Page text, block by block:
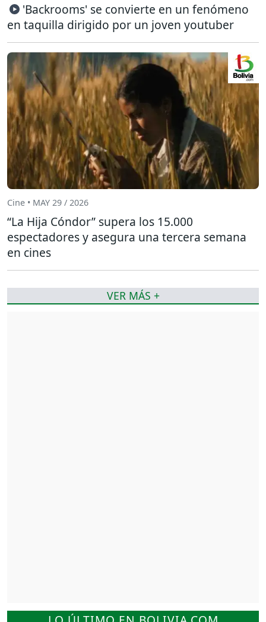
'Backrooms' se convierte en un fenómeno
en taquilla dirigido por un joven youtuber
Cine • MAY 29 / 2026
“La Hija Cóndor” supera los 15.000
espectadores y asegura una tercera semana
en cines
VER MÁS +